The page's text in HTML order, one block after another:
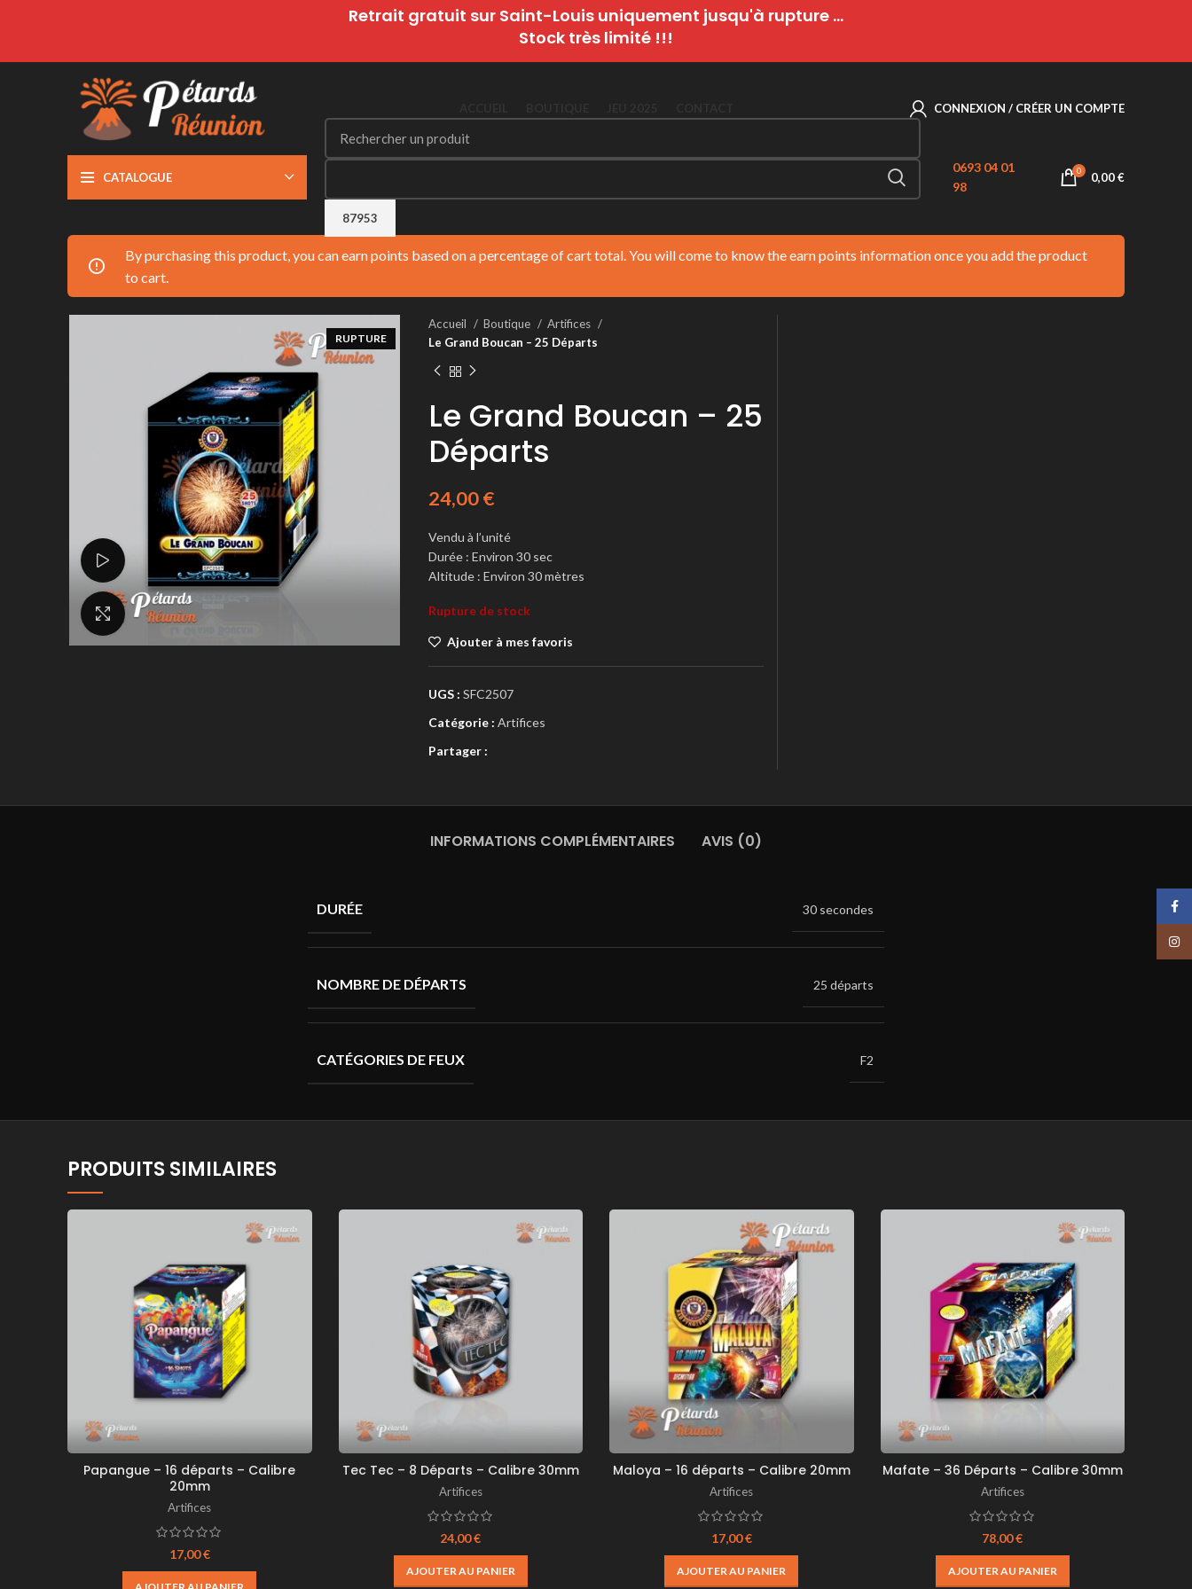
CONNEXION / CRÉER UN COMPTE
CATALOGUE
0693 04 01
98
0 0,00€
By purchasing this product, you can earn points based on a percentage of cart total. You will come to know the earn points information once you add the product
to cart.
RUPTURE
Agrandir
Accueil Boutique
Artifices
Le Grand Boucan – 25 Départs
Le Grand Boucan – 25
Départs
24,00€
Vendu à l’unité
Durée : Environ 30 sec
Altitude : Environ 30 mètres
Rupture de stock
Ajouter à mes favoris
UGS :SFC2507
Catégorie : Artifices
Partager :
INFORMATIONS COMPLÉMENTAIRES AVIS (0)
DURÉE 30 secondes
NOMBRE DE DÉPARTS 25 départs
CATÉGORIES DE FEUX F2
PRODUITS SIMILAIRES
Papangue – 16 départs – Calibre
20mm
Artifices
17,00€
Tec Tec – 8 Départs – Calibre 30mm
Artifices
24,00€
AJOUTER AU PANIER
Maloya – 16 départs – Calibre 20mm
Artifices
17,00€
AJOUTER AU PANIER
Mafate – 36 Départs – Calibre 30mm
Artifices
78,00€
AJOUTER AU PANIER
Retrait gratuit sur Saint-Louis uniquement jusqu'à rupture ...
Stock très limité !!!